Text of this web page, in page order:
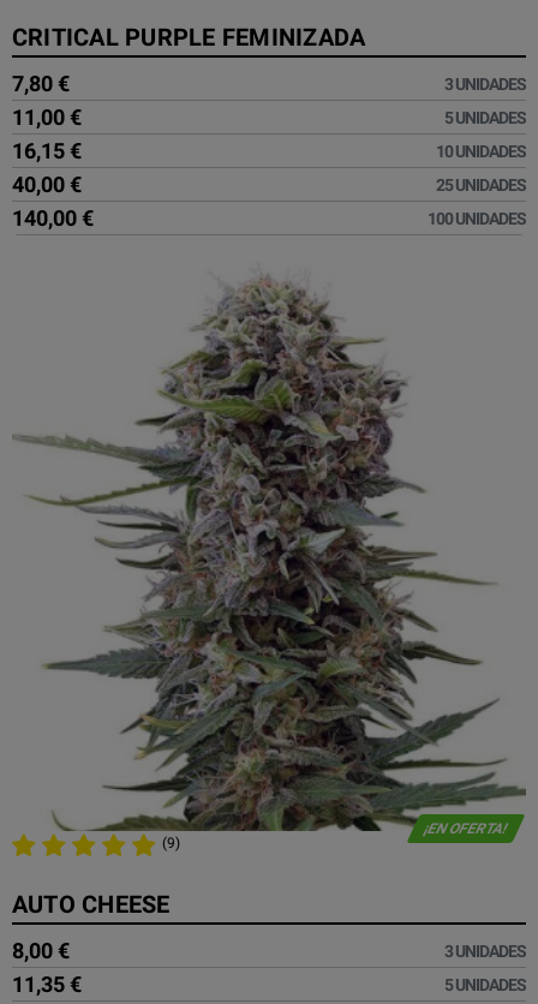
CRITICAL PURPLE FEMINIZADA
7,80 € 3 UNIDADES
11,00 € 5 UNIDADES
16,15 € 10 UNIDADES
40,00 € 25 UNIDADES
140,00 € 100 UNIDADES
¡EN OFERTA!
(9)
AUTO CHEESE
8,00 € 3 UNIDADES
11,35 € 5 UNIDADES